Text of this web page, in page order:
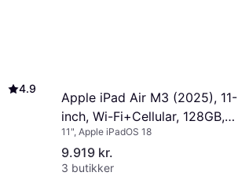
4.9
Apple iPad Air M3 (2025), 11-
inch, Wi-Fi+Cellular, 128GB,
Starlight
11", Apple iPadOS 18
9.919 kr.
3 butikker